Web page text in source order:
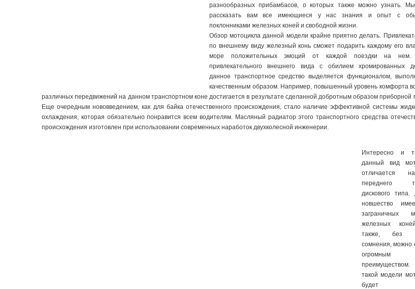
разнообразных прибамбасов, о которых также можно узнать.
рассказать вам все имеющиеся у нас знания и опыт с
поклонниками железных коней и свободной жизни.
Обзор мотоцикла данной модели крайне приятно делать.
по внешнему виду железный конь сможет подарить каждому его
море положительных эмоций от каждой поездки на нем.
привлекательного внешнего вида с обилием хромированных
данное транспортное средство выделяется функционалом,
качественным образом. Например, повышенный уровень комфорта
различных передвижений на данном транспортном коне достигается в результате сделанной добротным образом приборной
Еще очередным нововведением, как для байка отечественного происхождения, стало наличие эффективной системы
охлаждения, которая обязательно понравится всем водителям. Масляный радиатор этого транспортного средства
происхождения изготовлен при использовании современных наработок двухколесной инженерии.
Интересно и
данный вид
отличается
переднего
дискового типа.
новшество
заграничных
железных
также, без
сомнения, можно
огромным
такой модели
будет